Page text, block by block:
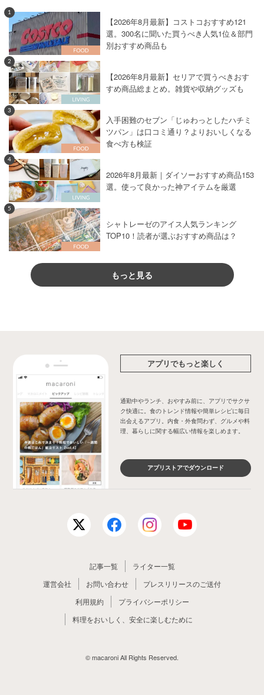
1
【2026年8月最新】コストコおすすめ121
選。300名に聞いた買うべき人気1位＆部門
別おすすめ商品も
2
【2026年8月最新】セリアで買うべきおす
すめ商品総まとめ。雑貨や収納グッズも
3
入手困難のセブン「じゅわっとしたハチミ
ツパン」は口コミ通り？よりおいしくなる
食べ方も検証
4
2026年8月最新｜ダイソーおすすめ商品153
選。使って良かった神アイテムを厳選
5
シャトレーゼのアイス人気ランキング
TOP10！読者が選ぶおすすめ商品は？
もっと見る
アプリでもっと楽しく
通勤中やランチ、おやすみ前に、アプリでサクサ
ク快適に。食のトレンド情報や簡単レシピに毎日
出会えるアプリ。内食・外食問わず、グルメや料
理、暮らしに関する幅広い情報を楽しめます。
アプリストアでダウンロード
記事一覧
ライター一覧
運営会社
お問い合わせ
プレスリリースのご送付
利用規約
プライバシーポリシー
料理をおいしく、安全に楽しむために
© macaroni All Rights Reserved.